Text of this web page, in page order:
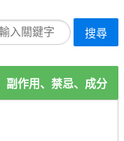
搜尋
作用、禁忌、成分